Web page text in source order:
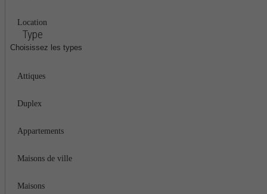
Location
Type
Choisissez les types
Attiques
Duplex
Appartements
Maisons de ville
Maisons